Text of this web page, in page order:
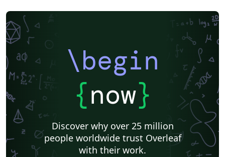
\begin
{now}
Discover why over 25 million
people worldwide trust Overleaf
with their work.